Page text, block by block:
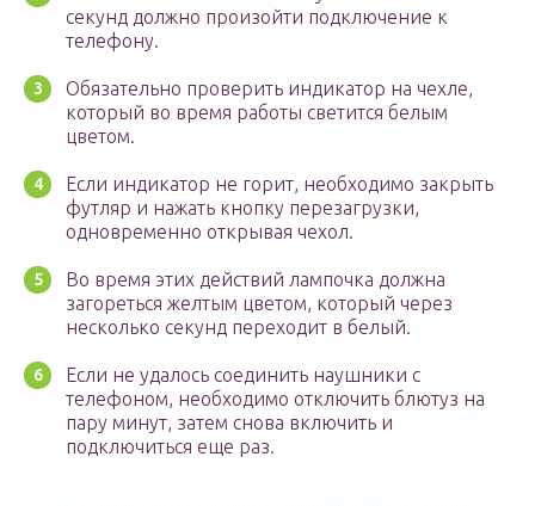
секунд должно произойти подключение к
телефону.
Обязательно проверить индикатор на чехле,
который во время работы светится белым
цветом.
Если индикатор не горит, необходимо закрыть
футляр и нажать кнопку перезагрузки,
одновременно открывая чехол.
Во время этих действий лампочка должна
загореться желтым цветом, который через
несколько секунд переходит в белый.
Если не удалось соединить наушники с
телефоном, необходимо отключить блютуз на
пару минут, затем снова включить и
подключиться еще раз.